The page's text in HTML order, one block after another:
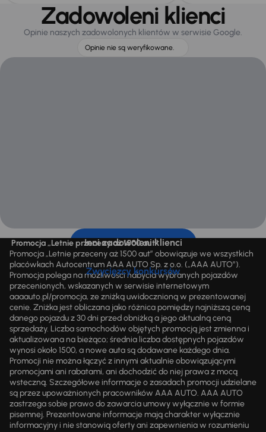
Zadowoleni klienci
Opinie naszych zadowolonych klientów w serwisie Google.
Opinie nie są weryfikowane.
Inni zadowoleni klienci
Zwycięzcy konkursów
Promocja „Letnie przeceny aż 1500 aut”
Promocja „Letnie przeceny aż 1500 aut” obowiązuje we wszystkich
placówkach Autocentrum AAA AUTO Sp. z o.o. („AAA AUTO”).
Promocja polega na możliwości nabycia wybranych pojazdów
przecenionych, wskazanych w serwisie internetowym
aaaauto.pl/promocja, ze zniżką uwidocznioną w prezentowanej
cenie. Zniżka jest obliczana jako różnica pomiędzy najniższą ceną
danego pojazdu z 30 dni przed obniżką a jego aktualną ceną
sprzedaży. Liczba samochodów objętych promocją jest zmienna i
aktualizowana na bieżąco; średnia liczba dostępnych pojazdów
wynosi około 1500, a nowe auta są dodawane każdego dnia.
Promocji nie można łączyć z innymi aktualnie obowiązującymi
promocjami ani rabatami, ani dochodzić do niej prawa z mocą
wsteczną. Szczegółowe informacje o zasadach promocji udzielane
są przez upoważnionych pracowników AAA AUTO. AAA AUTO
zastrzega sobie prawo do zawarcia umowy wyłącznie w formie
pisemnej. Prezentowane informacje mają charakter wyłącznie
informacyjny i nie stanowią oferty ani zapewnienia w rozumieniu